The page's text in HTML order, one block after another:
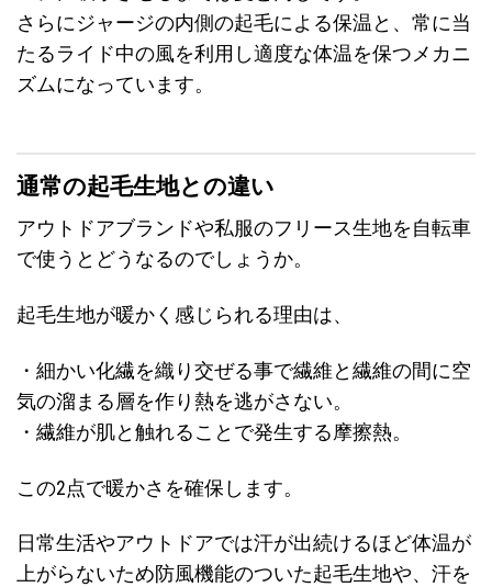
さらにジャージの内側の起毛による保温と、常に当
たるライド中の風を利用し適度な体温を保つメカニ
ズムになっています。
通常の起毛生地との違い
アウトドアブランドや私服のフリース生地を自転車
で使うとどうなるのでしょうか。
起毛生地が暖かく感じられる理由は、
・細かい化繊を織り交ぜる事で繊維と繊維の間に空
気の溜まる層を作り熱を逃がさない。
・繊維が肌と触れることで発生する摩擦熱。
この2点で暖かさを確保します。
日常生活やアウトドアでは汗が出続けるほど体温が
上がらないため防風機能のついた起毛生地や、汗を